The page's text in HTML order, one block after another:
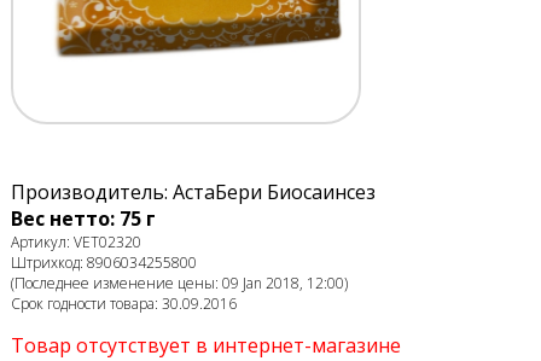
Производитель: АстаБери Биосаинсез
Вес нетто: 75 г
Артикул: VET02320
Штрихкод: 8906034255800
(Последнее изменение цены: 09 Jan 2018, 12:00)
Срок годности товара: 30.09.2016
Товар отсутствует в интернет-магазине